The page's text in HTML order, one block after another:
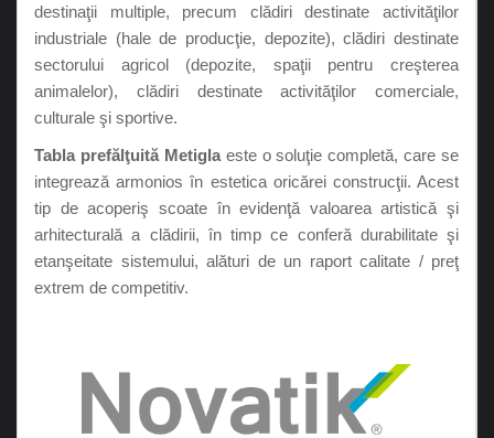
destinaţii multiple, precum clădiri destinate activităţilor
industriale (hale de producţie, depozite), clădiri destinate
sectorului agricol (depozite, spaţii pentru creşterea
animalelor), clădiri destinate activităţilor comerciale,
culturale şi sportive.
Tabla prefălţuită Metiglaeste o soluţie completă, care se
integrează armonios în estetica oricărei construcţii. Acest
tip de acoperiş scoate în evidenţă valoarea artistică şi
arhitecturală a clădirii, în timp ce conferă durabilitate şi
etanşeitate sistemului, alături de un raport calitate / preţ
extrem de competitiv.